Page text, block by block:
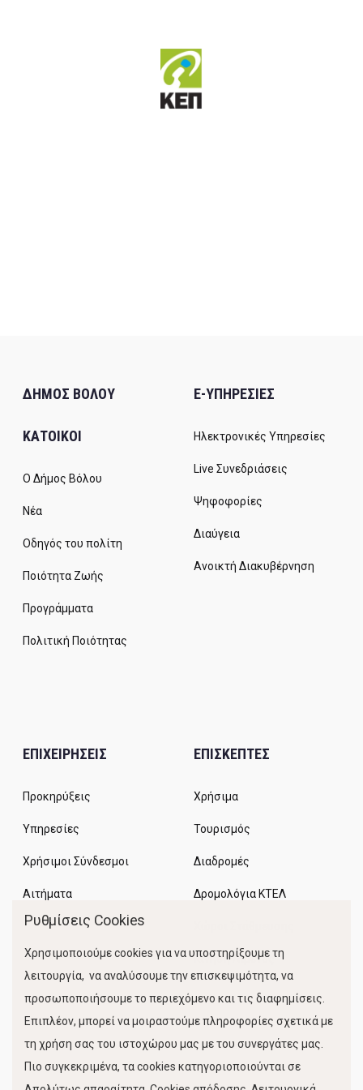
ΔΗΜΟΣ ΒΟΛΟΥ
ΚΑΤΟΙΚΟΙ
Ο Δήμος Βόλου
Νέα
Οδηγός του πολίτη
Ποιότητα Ζωής
Προγράμματα
Πολιτική Ποιότητας
E-ΥΠΗΡΕΣΙΕΣ
Ηλεκτρονικές Υπηρεσίες
Live Συνεδριάσεις
Ψηφοφορίες
Διαύγεια
Ανοικτή Διακυβέρνηση
ΕΠΙΧΕΙΡΗΣΕΙΣ
Προκηρύξεις
Υπηρεσίες
Χρήσιμοι Σύνδεσμοι
Αιτήματα
ΕΠΙΣΚΕΠΤΕΣ
Χρήσιμα
Τουρισμός
Διαδρομές
Δρομολόγια ΚΤΕΛ
Κίνηση Λιμένος
Ρυθμίσεις Cookies
Χρησιμοποιούμε cookies για να υποστηρίξουμε τη
λειτουργία, να αναλύσουμε την επισκεψιμότητα, να
προσωποποιήσουμε το περιεχόμενο και τις διαφημίσεις.
Επιπλέον, μπορεί να μοιραστούμε πληροφορίες σχετικά με
τη χρήση σας του ιστοχώρου μας με του συνεργάτες μας.
Πιο συγκεκριμένα, τα cookies κατηγοριοποιούνται σε